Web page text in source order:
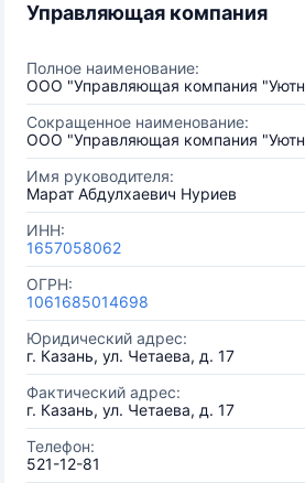
Управляющая компания
Полное наименование:
ООО "Управляющая компания
Сокращенное наименование:
ООО "Управляющая компания
Имя руководителя:
Марат Абдулхаевич Нуриев
ИНН:
1657058062
ОГРН:
1061685014698
Юридический адрес:
г. Казань, ул. Четаева, д. 17
Фактический адрес:
г. Казань, ул. Четаева, д. 17
Телефон:
521-12-81